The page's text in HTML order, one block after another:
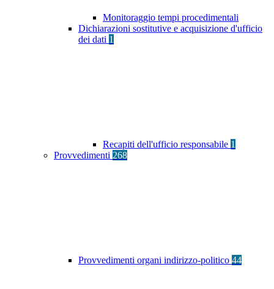
Monitoraggio tempi procedimentali
Dichiarazioni sostitutive e acquisizione d'ufficio
dei dati 1
Recapiti dell'ufficio responsabile 1
Provvedimenti 268
Provvedimenti organi indirizzo-politico 44